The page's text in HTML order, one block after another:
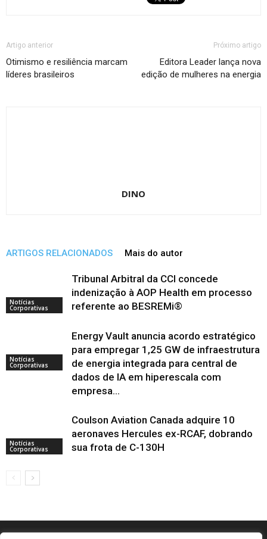
Artigo anterior
Otimismo e resiliência marcam
líderes brasileiros
Próximo artigo
Editora Leader lança nova
edição de mulheres na energia
DINO
ARTIGOS RELACIONADOS Mais do autor
Notícias
Corporativas
Tribunal Arbitral da CCI concede
indenização à AOP Health em processo
referente ao BESREMi®
Notícias
Corporativas
Energy Vault anuncia acordo estratégico
para empregar 1,25 GW de infraestrutura
de energia integrada para central de
dados de IA em hiperescala com
empresa...
Notícias
Corporativas
Coulson Aviation Canada adquire 10
aeronaves Hercules ex-RCAF, dobrando
sua frota de C-130H